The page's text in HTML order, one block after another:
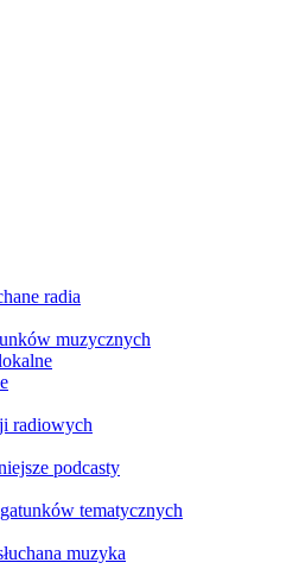
radia
muzycznych
radiowych
podcasty
tematycznych
muzyka